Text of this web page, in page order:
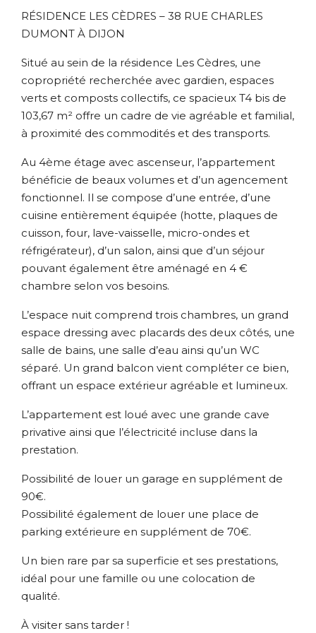
RÉSIDENCE LES CÈDRES – 38 RUE CHARLES
DUMONT À DIJON
Situé au sein de la résidence Les Cèdres, une
copropriété recherchée avec gardien, espaces
verts et composts collectifs, ce spacieux T4 bis de
103,67 m² offre un cadre de vie agréable et familial,
à proximité des commodités et des transports.
Au 4ème étage avec ascenseur, l’appartement
bénéficie de beaux volumes et d’un agencement
fonctionnel. Il se compose d’une entrée, d’une
cuisine entièrement équipée (hotte, plaques de
cuisson, four, lave-vaisselle, micro-ondes et
réfrigérateur), d’un salon, ainsi que d’un séjour
pouvant également être aménagé en 4 €
chambre selon vos besoins.
L’espace nuit comprend trois chambres, un grand
espace dressing avec placards des deux côtés, une
salle de bains, une salle d’eau ainsi qu’un WC
séparé. Un grand balcon vient compléter ce bien,
offrant un espace extérieur agréable et lumineux.
L’appartement est loué avec une grande cave
privative ainsi que l’électricité incluse dans la
prestation.
Possibilité de louer un garage en supplément de
90€.
Possibilité également de louer une place de
parking extérieure en supplément de 70€.
Un bien rare par sa superficie et ses prestations,
idéal pour une famille ou une colocation de
qualité.
À visiter sans tarder !